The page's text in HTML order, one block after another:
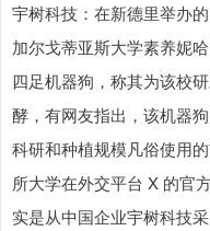
宇树科技：在新德里举办
加尔戈蒂亚斯大学素养妮
四足机器狗，称其为该校
酵，有网友指出，该机器
科研和种植规模凡俗使用
所大学在外交平台 X 的官
实是从中国企业宇树科技